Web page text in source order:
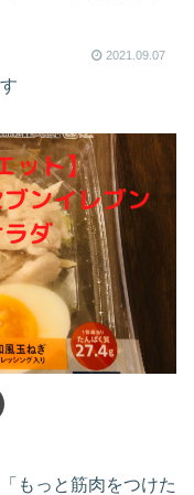
2021.09.07
もっと筋肉をつけた